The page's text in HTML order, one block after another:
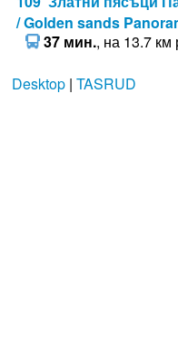
/ Golden sands
37 мин., на 13.7 км
Desktop| TASRUD